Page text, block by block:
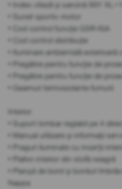
• Index viteză și sarcină 99Y
• Sunet sportiv motor
• Cod control funcție GSR-ISA
• Cod control distribuție
• Iluminare ambientală exterioară
• Pregătire pentru funcție de
• Pregătire pentru funcție de
• Geamuri termoizolante fumurii
Interior
• Suport lombar reglabil pe 4
• Manual utilizare și informații
• Praguri iluminate cu inserții
• Plafon interior din stofă neagră
• Planșă de bord și borduri
Nappa